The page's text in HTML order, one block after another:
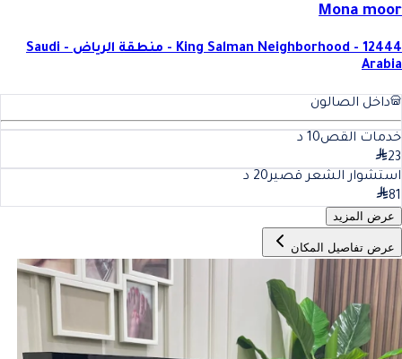
Mona moor
King Salman Neighborhood - 12444 - منطقة الرياض - Saudi
Arabia
داخل الصالون
خدمات القص10 د
23
استشوار الشعر قصير20 د
81
عرض المزيد
عرض تفاصيل المكان